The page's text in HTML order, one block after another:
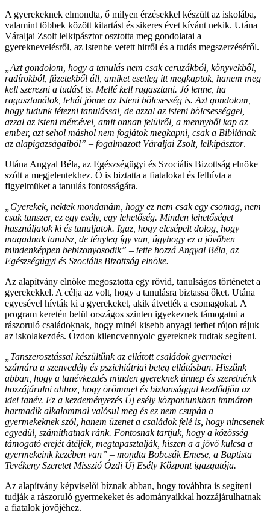
A gyerekeknek elmondta, ő milyen érzésekkel készült az iskolába,
valamint többek között kitartást és sikeres évet kívánt nekik. Utána
Váraljai Zsolt lelkipásztor osztotta meg gondolatai a
gyereknevelésről, az Istenbe vetett hitről és a tudás megszerzéséről.
„Azt gondolom, hogy a tanulás nem csak ceruzákból, könyvekből,
radírokból, füzetekből áll, amiket esetleg itt megkaptok, hanem meg
kell szerezni a tudást is. Mellé kell ragasztani. Jó lenne, ha
ragasztanátok, tehát jönne az Isteni bölcsesség is. Azt gondolom,
hogy tudunk létezni tanulással, de azzal az isteni bölcsességgel,
azzal az isteni mércével, amit onnan felülről, a mennyből kap az
ember, azt sehol máshol nem fogjátok megkapni, csak a Bibliának
az alapigazságaiból” – fogalmazott Váraljai Zsolt, lelkipásztor.
Utána Angyal Béla, az Egészségügyi és Szociális Bizottság elnöke
szólt a megjelentekhez. Ő is biztatta a fiatalokat és felhívta a
figyelmüket a tanulás fontosságára.
„Gyerekek, nektek mondanám, hogy ez nem csak egy csomag, nem
csak tanszer, ez egy esély, egy lehetőség. Minden lehetőséget
használjatok ki és tanuljatok. Igaz, hogy elcsépelt dolog, hogy
magadnak tanulsz, de tényleg így van, úgyhogy ez a jövőben
mindenképpen bebizonyosodik” – tette hozzá Angyal Béla, az
Egészségügyi és Szociális Bizottság elnöke.
Az alapítvány elnöke megosztotta egy rövid, tanulságos történetet a
gyerekekkel. A célja az volt, hogy a tanulásra biztassa őket. Utána
egyesével hívták ki a gyerekeket, akik átvették a csomagokat. A
program keretén belül országos szinten igyekeznek támogatni a
rászoruló családoknak, hogy minél kisebb anyagi terhet rójon rájuk
az iskolakezdés. Ózdon kilencvennyolc gyereknek tudtak segíteni.
„Tanszerosztással készültünk az ellátott családok gyermekei
számára a szenvedély és pszichiátriai beteg ellátásban. Hiszünk
abban, hogy a tanévkezdés minden gyereknek ünnep és szeretnénk
hozzájárulni ahhoz, hogy örömmel és biztonsággal kezdődjön az
idei tanév. Ez a kezdeményezés Új esély központunkban immáron
harmadik alkalommal valósul meg és ez nem csupán a
gyermekeknek szól, hanem üzenet a családok felé is, hogy nincsenek
egyedül, számíthatnak ránk. Fontosnak tartjuk, hogy a közösség
támogató erejét átéljék, megtapasztalják, hiszen a a jövő kulcsa a
gyermekeink kezében van” – mondta Bobcsák Emese, a Baptista
Tevékeny Szeretet Misszió Ózdi Új Esély Központ igazgatója.
Az alapítvány képviselői bíznak abban, hogy továbbra is segíteni
tudják a rászoruló gyermekeket és adományaikkal hozzájárulhatnak
a fiatalok jövőjéhez.